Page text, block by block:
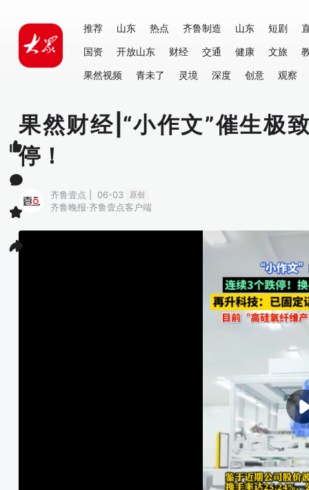
推荐 山东 热点 齐鲁制造 山东 短剧
国资
开放山东 财经 交通 健康 文旅
果然视频
青未了 灵境 深度 创意 观察
果然财经|“小作文”催生极
停！
齐鲁壹点 | 06-03 原创
齐鲁晚报·齐鲁壹点客户端